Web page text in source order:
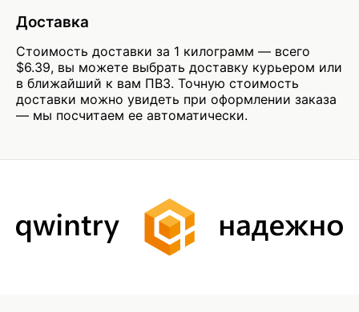
Доставка
Стоимость доставки за 1 килограмм — всего
$6.39, вы можете выбрать доставку курьером или
в ближайший к вам ПВЗ. Точную стоимость
доставки можно увидеть при оформлении заказа
— мы посчитаем ее автоматически.